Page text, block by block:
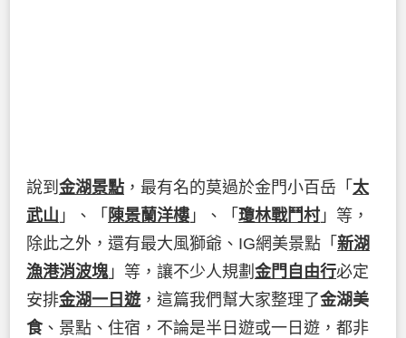
說到 金湖景點 ，最有名的莫過於金門小百岳「 太
武山 」、「 陳景蘭洋樓 」、「 瓊林戰鬥村」等，
除此之外，還有最大風獅爺、IG網美景點「 新湖
漁港消波塊」等，讓不少人規劃 金門自由行必定
安排金湖一日遊 ，這篇我們幫大家整理了金湖美
食、景點、住宿，不論是半日遊或一日遊，都非